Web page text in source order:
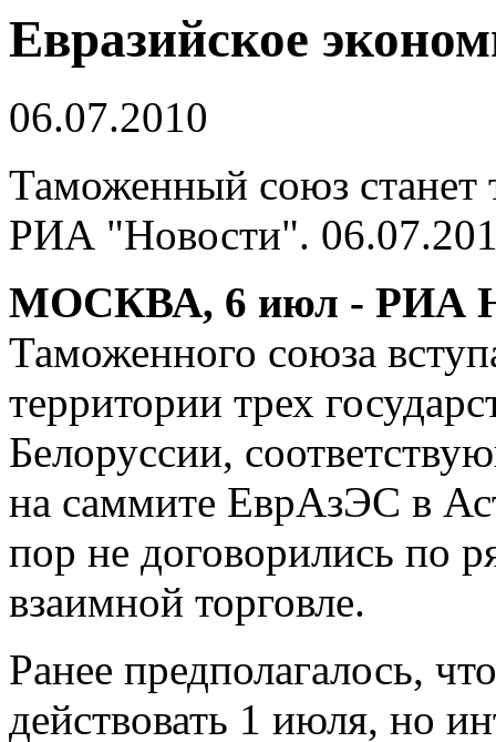
Евразийское
06.07.2010
Таможенный союз станет
РИА "Новости".
МОСКВА, 6 июл - РИА
Таможенного союза
территории трех
Белоруссии,
на саммите ЕврАзЭС в
пор не договорились по
взаимной торговле.
Ранее предполагалось,
действовать 1 июля, но